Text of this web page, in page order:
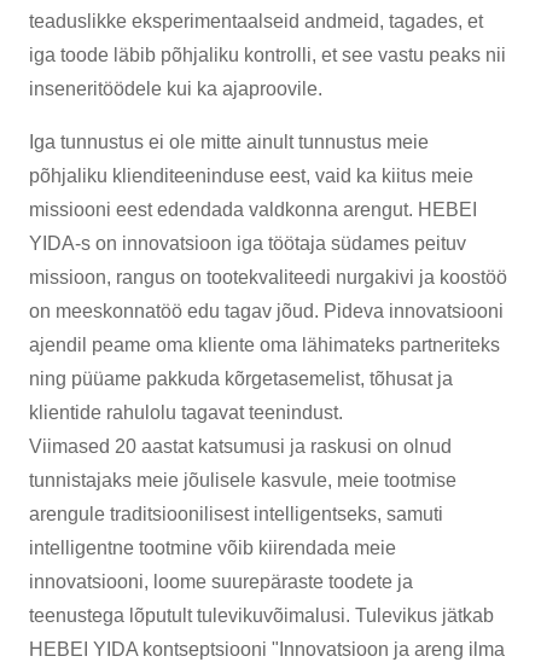
teaduslikke eksperimentaalseid andmeid, tagades, et
iga toode läbib põhjaliku kontrolli, et see vastu peaks nii
inseneritöödele kui ka ajaproovile.
Iga tunnustus ei ole mitte ainult tunnustus meie
põhjaliku klienditeeninduse eest, vaid ka kiitus meie
missiooni eest edendada valdkonna arengut. HEBEI
YIDA-s on innovatsioon iga töötaja südames peituv
missioon, rangus on tootekvaliteedi nurgakivi ja koostöö
on meeskonnatöö edu tagav jõud. Pideva innovatsiooni
ajendil peame oma kliente oma lähimateks partneriteks
ning püüame pakkuda kõrgetasemelist, tõhusat ja
klientide rahulolu tagavat teenindust.
Viimased 20 aastat katsumusi ja raskusi on olnud
tunnistajaks meie jõulisele kasvule, meie tootmise
arengule traditsioonilisest intelligentseks, samuti
intelligentne tootmine võib kiirendada meie
innovatsiooni, loome suurepäraste toodete ja
teenustega lõputult tulevikuvõimalusi. Tulevikus jätkab
HEBEI YIDA kontseptsiooni "Innovatsioon ja areng ilma